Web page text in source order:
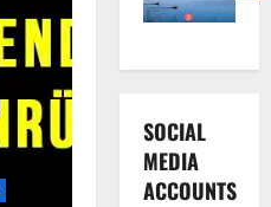
SOCIAL
MEDIA
ACCOUNTS